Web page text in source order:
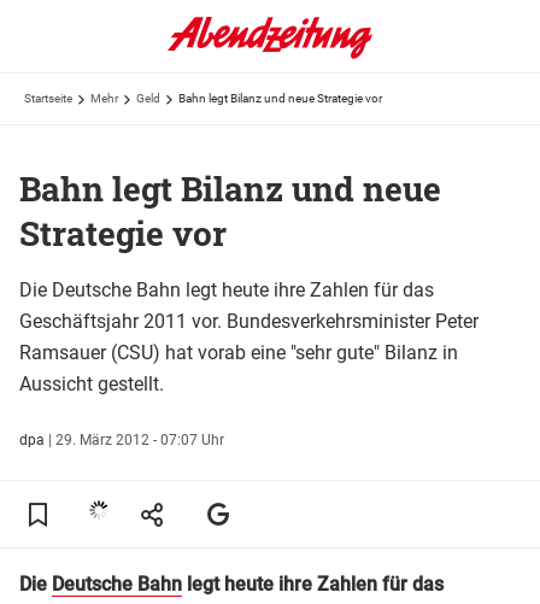
Startseite Mehr Geld Bahn legt Bilanz und neue Strategie vor
Bahn legt Bilanz und neue
Strategie vor
Die Deutsche Bahn legt heute ihre Zahlen für das
Geschäftsjahr 2011 vor. Bundesverkehrsminister Peter
Ramsauer (CSU) hat vorab eine "sehr gute" Bilanz in
Aussicht gestellt.
dpa | 29. März 2012 - 07:07 Uhr
Die Deutsche Bahn legt heute ihre Zahlen für das